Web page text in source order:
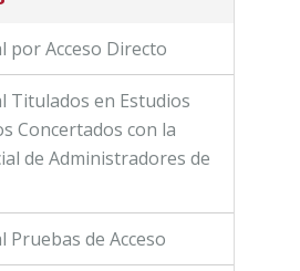
por Acceso Directo
Titulados en Estudios
Concertados con la
de Administradores de
Pruebas de Acceso